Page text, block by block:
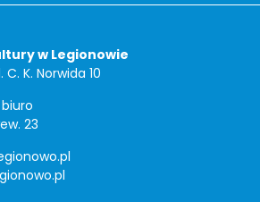
w Legionowie
K. Norwida 10
23